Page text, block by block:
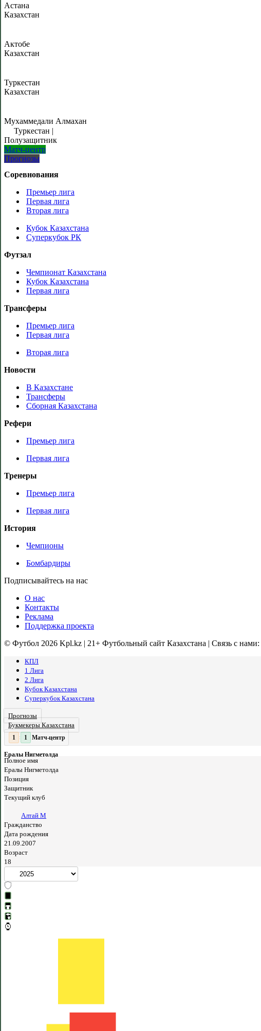
Астана
Казахстан
Актобе
Казахстан
Туркестан
Казахстан
Мухаммедали Алмахан
Туркестан |
Полузащитник
Матч-центр
Прогнозы
Соревнования
Премьер лига
Первая лига
Вторая лига
Кубок Казахстана
Суперкубок РК
Футзал
Чемпионат Казахстана
Кубок Казахстана
Первая лига
Трансферы
Премьер лига
Первая лига
Вторая лига
Новости
В Казахстане
Трансферы
Сборная Казахстана
Рефери
Премьер лига
Первая лига
Тренеры
Премьер лига
Первая лига
История
Чемпионы
Бомбардиры
Подписывайтесь на нас
О нас
Контакты
Реклама
Поддержка проекта
© Футбол 2026 Kpl.kz | 21+ Футбольный сайт Казахстана | Связь с нами:
КПЛ
1 Лига
2 Лига
Кубок Казахстана
Суперкубок Казахстана
Прогнозы
Букмекеры Казахстана
1 : Матч-центр
Ералы Нигметолда
Полное имя
Ералы Нигметолда
Позиция
Защитник
Текущий клуб
Алтай М
Гражданство
Дата рождения
21.09.2007
Возраст
18